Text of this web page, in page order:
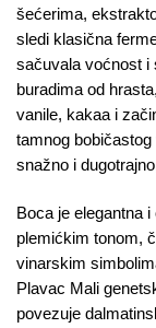
šećerima,
sledi klasična
sačuvala voćnost i
buradima od
vanile, kakaa i
tamnog
snažno i
Boca je elegantna
plemićkim tonom,
vinarskim
Plavac Mali
povezuje